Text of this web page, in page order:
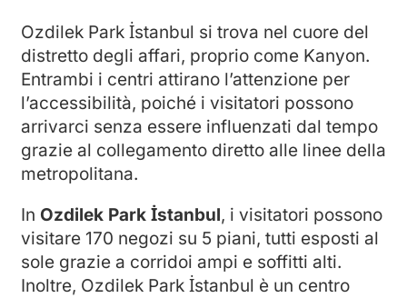
Ozdilek Park İstanbul si trova nel cuore del
distretto degli affari, proprio come Kanyon.
Entrambi i centri attirano l’attenzione per
l’accessibilità, poiché i visitatori possono
arrivarci senza essere influenzati dal tempo
grazie al collegamento diretto alle linee della
metropolitana.
In Ozdilek Park İstanbul, i visitatori possono
visitare 170 negozi su 5 piani, tutti esposti al
sole grazie a corridoi ampi e soffitti alti.
Inoltre, Ozdilek Park İstanbul è un centro